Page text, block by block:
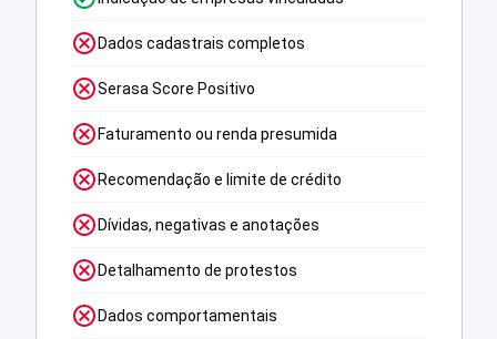
Dados cadastrais completos
Serasa Score Positivo
Faturamento ou renda presumida
Recomendação e limite de crédito
Dívidas, negativas e anotações
Detalhamento de protestos
Dados comportamentais